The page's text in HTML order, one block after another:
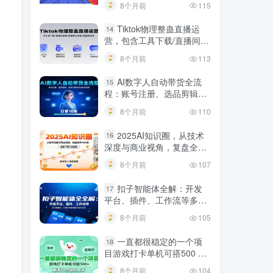
8个月前 115
14 Tiktok物理整蛊直播运
营，包含工具下载/直播间搭
建/直播素材获取/跟播思路
等
8个月前 113
15 AI数字人自动带货全流
程：账号注册、选品剪辑，
日更10条作品自动化变现
8个月前 110
16 2025AI知识圈，从技术
深度与商业视角，复盘全年
AI大事，全面了解行业趋势
8个月前 107
17 扣子智能体全解：开发
平台、插件、工作流等多方
发布内容
8个月前 105
18 一直都很稳定的一个项
目游戏打卡单机可搭500 ，
8个月前 104